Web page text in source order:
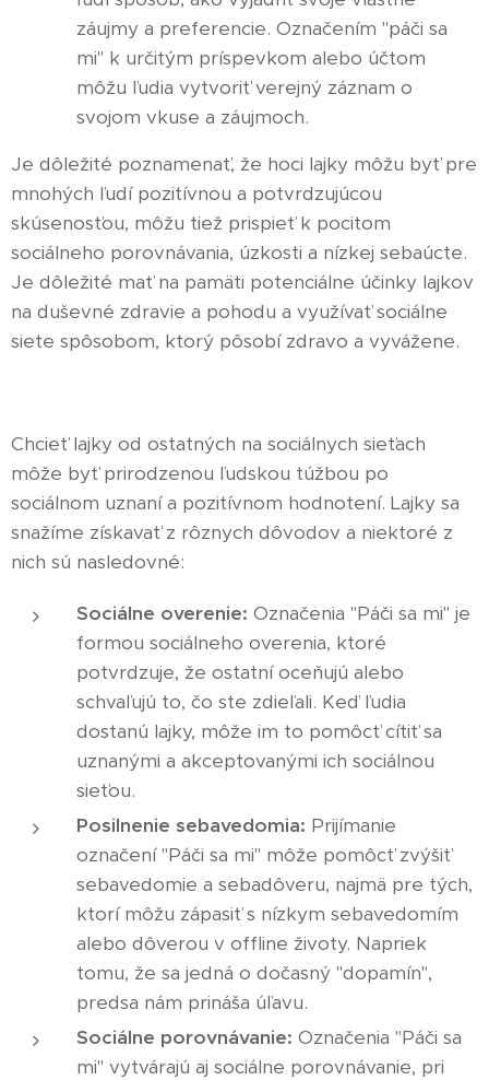
záujmy a preferencie. Označením "páči sa
mi" k určitým príspevkom alebo účtom
môžu ľudia vytvoriť verejný záznam o
svojom vkuse a záujmoch.
Je dôležité poznamenať, že hoci lajky môžu byť pre
mnohých ľudí pozitívnou a potvrdzujúcou
skúsenosťou, môžu tiež prispieť k pocitom
sociálneho porovnávania, úzkosti a nízkej sebaúcte.
Je dôležité mať na pamäti potenciálne účinky lajkov
na duševné zdravie a pohodu a využívať sociálne
siete spôsobom, ktorý pôsobí zdravo a vyvážene.
Chcieť lajky od ostatných na sociálnych sieťach
môže byť prirodzenou ľudskou túžbou po
sociálnom uznaní a pozitívnom hodnotení. Lajky sa
snažíme získavať z rôznych dôvodov a niektoré z
nich sú nasledovné:
Sociálne overenie: Označenia "Páči sa mi" je
formou sociálneho overenia, ktoré
potvrdzuje, že ostatní oceňujú alebo
schvaľujú to, čo ste zdieľali. Keď ľudia
dostanú lajky, môže im to pomôcť cítiť sa
uznanými a akceptovanými ich sociálnou
sieťou.
Posilnenie sebavedomia: Prijímanie
označení "Páči sa mi" môže pomôcť zvýšiť
sebavedomie a sebadôveru, najmä pre tých,
ktorí môžu zápasiť s nízkym sebavedomím
alebo dôverou v offline životy. Napriek
tomu, že sa jedná o dočasný "dopamín",
predsa nám prináša úľavu.
Sociálne porovnávanie: Označenia "Páči sa
mi" vytvárajú aj sociálne porovnávanie, pri